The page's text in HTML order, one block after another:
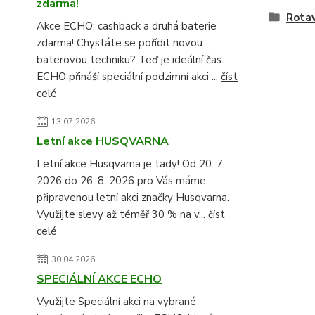
zdarma!
Akce ECHO: cashback a druhá baterie
zdarma! Chystáte se pořídit novou
baterovou techniku? Teď je ideální čas.
ECHO přináší speciální podzimní akci ... číst
celé
13.07.2026
Letní akce HUSQVARNA
Letní akce Husqvarna je tady! Od 20. 7.
2026 do 26. 8. 2026 pro Vás máme
připravenou letní akci značky Husqvarna.
Využijte slevy až téměř 30 % na v... číst
celé
30.04.2026
SPECIÁLNÍ AKCE ECHO
Využijte Speciální akci na vybrané